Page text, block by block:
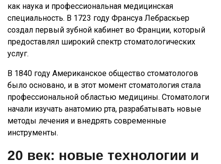
как наука и профессиональная медицинская
специальность. В 1723 году Франсуа Лебраскьер
создал первый зубной кабинет во Франции, который
предоставлял широкий спектр стоматологических
услуг.
В 1840 году Американское общество стоматологов
было основано, и в этот момент стоматология стала
профессиональной областью медицины. Стоматологи
начали изучать анатомию рта, разрабатывать новые
методы лечения и внедрять современные
инструменты.
20 век: новые технологии и